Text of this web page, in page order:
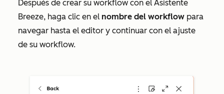
Después de crear su workflow con el Asistente
Breeze, haga clic en el nombre del workflow para
navegar hasta el editor y continuar con el ajuste
de su workflow.